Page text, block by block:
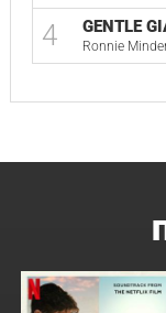
4 GENTLE
Ronnie